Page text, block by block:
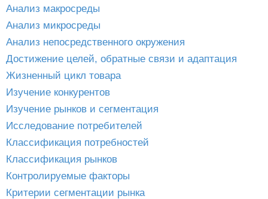
Анализ макросреды
Анализ микросреды
Анализ непосредственного окружения
Достижение целей, обратные связи и адаптация
Жизненный цикл товара
Изучение конкурентов
Изучение рынков и сегментация
Исследование потребителей
Классификация потребностей
Классификация рынков
Контролируемые факторы
Критерии сегментации рынка